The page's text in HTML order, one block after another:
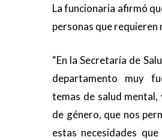
La funcionaria afirmó
personas que requieren
“En la Secretaría de
departamento muy
temas de salud mental,
de género, que nos
estas necesidades